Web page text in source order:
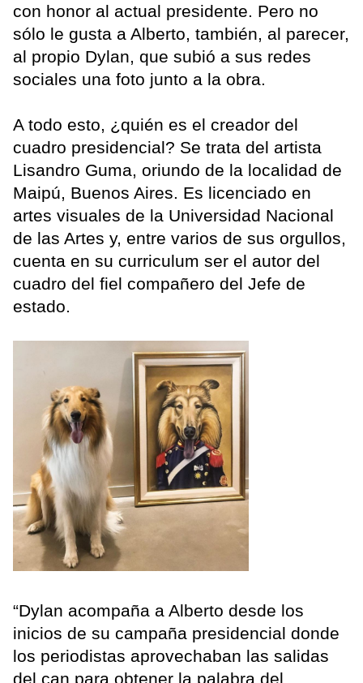
con honor al actual presidente. Pero no
sólo le gusta a Alberto, también, al parecer,
al propio Dylan, que subió a sus redes
sociales una foto junto a la obra.
A todo esto, ¿quién es el creador del
cuadro presidencial? Se trata del artista
Lisandro Guma, oriundo de la localidad de
Maipú, Buenos Aires. Es licenciado en
artes visuales de la Universidad Nacional
de las Artes y, entre varios de sus orgullos,
cuenta en su curriculum ser el autor del
cuadro del fiel compañero del Jefe de
estado.
“Dylan acompaña a Alberto desde los
inicios de su campaña presidencial donde
los periodistas aprovechaban las salidas
del can para obtener la palabra del